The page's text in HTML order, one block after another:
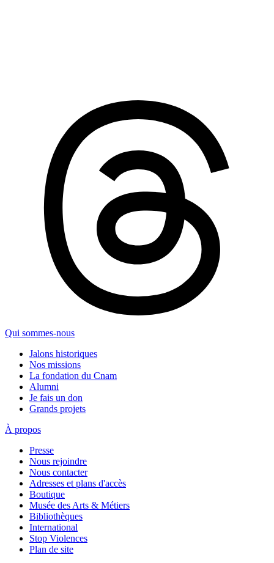
Qui sommes-nous
Jalons historiques
Nos missions
La fondation du Cnam
Alumni
Je fais un don
Grands projets
À propos
Presse
Nous rejoindre
Nous contacter
Adresses et plans d'accès
Boutique
Musée des Arts & Métiers
Bibliothèques
International
Stop Violences
Plan de site